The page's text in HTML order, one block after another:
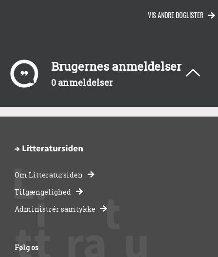
VIS ANDRE BOGLISTER
Brugernes anmeldelser
0 anmeldelser
-
bibliotekernes
side
Om Litteratursiden
Tilgængelighed
Administrér samtykke
Følg os